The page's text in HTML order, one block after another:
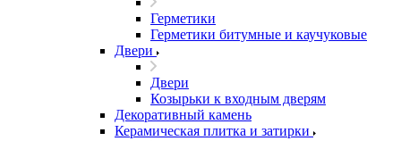
Герметики
Герметики битумные и каучуковые
Двери
Двери
Козырьки к входным дверям
Декоративный камень
Керамическая плитка и затирки